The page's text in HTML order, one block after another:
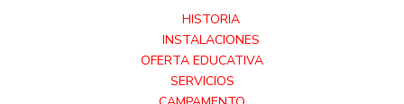
HISTORIA
INSTALACIONES
OFERTA EDUCATIVA
SERVICIOS